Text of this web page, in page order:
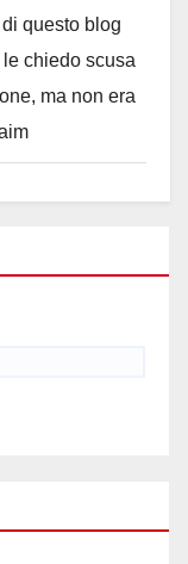
questo blog
chiedo scusa
ma non era